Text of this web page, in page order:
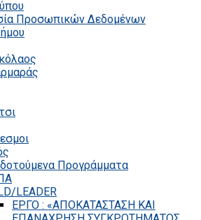
Προσωπικών Δεδομένων
Προγράμματα
LEADER
ΕΡΓΟ : «ΑΠΟΚΑΤΑΣΤΑΣΗ ΚΑΙ